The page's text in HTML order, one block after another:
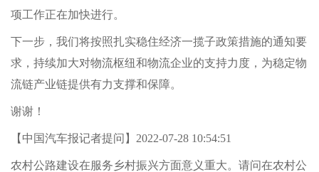
项工作正在加快进行。
下一步，我们将按照扎实稳住经济一揽子政策措施的通知要
求，持续加大对物流枢纽和物流企业的支持力度，为稳定物
流链产业链提供有力支撑和保障。
谢谢！
【中国汽车报记者提问】2022-07-28 10:54:51
农村公路建设在服务乡村振兴方面意义重大。请问在农村公